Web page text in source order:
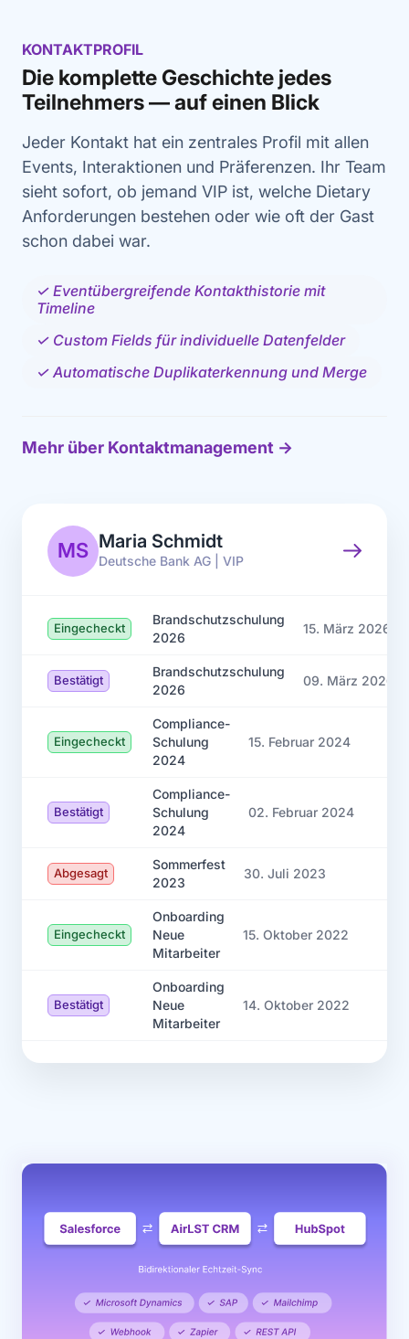
KONTAKTPROFIL
Die komplette Geschichte jedes
Teilnehmers — auf einen Blick
Jeder Kontakt hat ein zentrales Profil mit allen
Events, Interaktionen und Präferenzen. Ihr Team
sieht sofort, ob jemand VIP ist, welche Dietary
Anforderungen bestehen oder wie oft der Gast
schon dabei war.
✓ Eventübergreifende Kontakthistorie mit
Timeline
✓ Custom Fields für individuelle Datenfelder
✓ Automatische Duplikaterkennung und Merge
Mehr über Kontaktmanagement →
MS Maria Schmidt
Deutsche Bank AG | VIP
Eingecheckt
Brandschutzschulung
2026
15. März 2026
Bestätigt
Brandschutzschulung
2026
09. März 2026
Eingecheckt
Compliance-
Schulung
2024
15. Februar 2024
Bestätigt
Compliance-
Schulung
2024
02. Februar 2024
Abgesagt
Sommerfest
2023
30. Juli 2023
Eingecheckt
Onboarding
Neue
Mitarbeiter
15. Oktober 2022
Bestätigt
Onboarding
Neue
Mitarbeiter
14. Oktober 2022